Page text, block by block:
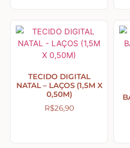
Farmácia – medicamentos –
Bonecas Tildas
TECIDO DIGITAL
NATAL – LAÇOS (1,5M X
0,50M)
R$26,90